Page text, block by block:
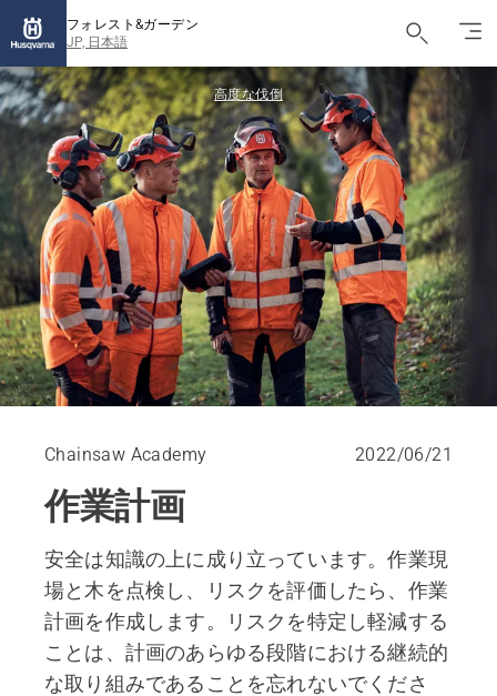
フォレスト&ガーデン
JP, 日本語
高度な伐倒
Chainsaw Academy 2022/06/21
作業計画
安全は知識の上に成り立っています。作業現
場と木を点検し、リスクを評価したら、作業
計画を作成します。リスクを特定し軽減する
ことは、計画のあらゆる段階における継続的
な取り組みであることを忘れないでくださ